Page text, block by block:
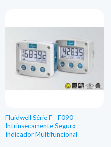
Fluidwell Série F - F090
Intrinsecamente Seguro -
Indicador Multifuncional